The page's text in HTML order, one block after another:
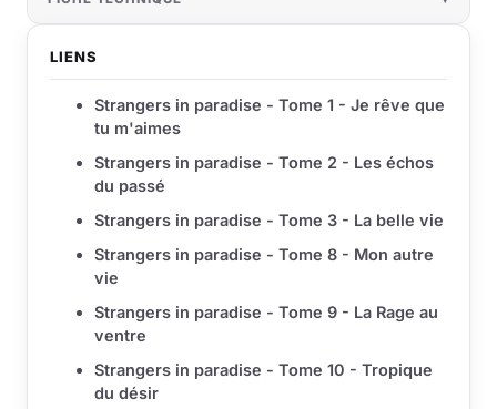
LIENS
Strangers in paradise - Tome 1 - Je rêve que
tu m'aimes
Strangers in paradise - Tome 2 - Les échos
du passé
Strangers in paradise - Tome 3 - La belle vie
Strangers in paradise - Tome 8 - Mon autre
vie
Strangers in paradise - Tome 9 - La Rage au
ventre
Strangers in paradise - Tome 10 - Tropique
du désir